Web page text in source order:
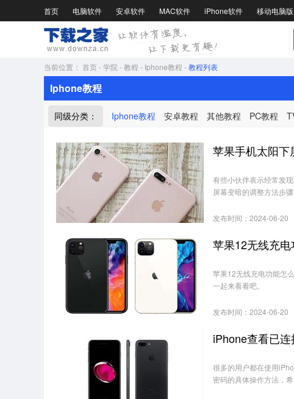
首页 电脑软件 安卓软件 MAC软件 iPhone软件 移动电脑版
当前位置： 首页-学院 -教程 - Iphone教程 -教程列表
Iphone教程
同级分类： Iphone教程 安卓教程 其他教程 PC教程
苹果手机太阳下
有些小伙伴表示经常发
屏幕变暗的调整方法步
发布时间：2024-06-20
苹果12无线充
苹果12无线充电功能怎
一起来看看吧。
发布时间：2024-06-20
iPhone查看已
很多的用户都在使用
密码的具体操作方法，希